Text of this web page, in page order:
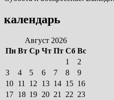
календарь
Август 2026
Пн Вт Ср Чт Пт Сб Вс
1
2
3
4 5 6 7 8
9
10 11 12 13 14 15 16
17 18 19 20 21 22 23